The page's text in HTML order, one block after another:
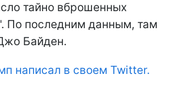
тайно вброшенных
По последним данным, там
Байден.
написал в своем Twitter.